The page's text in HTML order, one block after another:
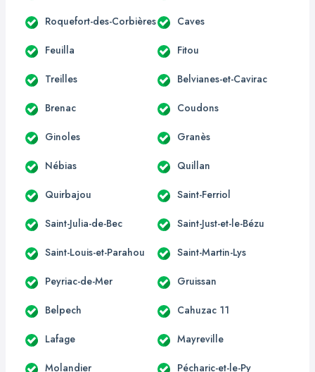
Roquefort-des-Corbières Caves
Feuilla Fitou
Treilles Belvianes-et-Cavirac
Brenac Coudons
Ginoles Granès
Nébias Quillan
Quirbajou Saint-Ferriol
Saint-Julia-de-Bec Saint-Just-et-le-Bézu
Saint-Louis-et-Parahou Saint-Martin-Lys
Peyriac-de-Mer Gruissan
Belpech Cahuzac 11
Lafage Mayreville
Molandier Pécharic-et-le-Py